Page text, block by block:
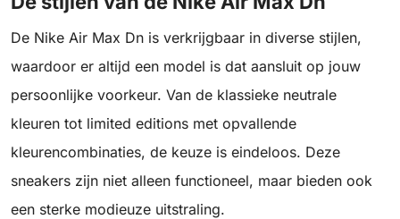
De Nike Air Max Dn is verkrijgbaar in diverse stijlen,
waardoor er altijd een model is dat aansluit op jouw
persoonlijke voorkeur. Van de klassieke neutrale
kleuren tot limited editions met opvallende
kleurencombinaties, de keuze is eindeloos. Deze
sneakers zijn niet alleen functioneel, maar bieden ook
een sterke modieuze uitstraling.